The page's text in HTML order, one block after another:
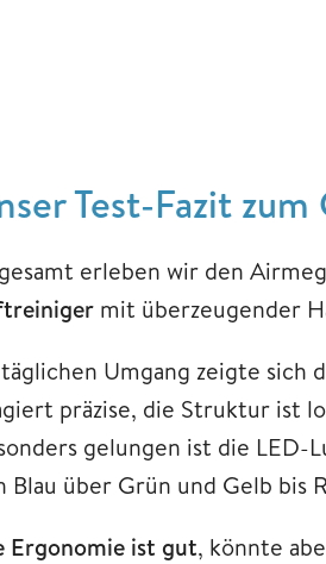
Test-Fazit
erleben wir den
mit überzeugender
Umgang zeigte sich
präzise, die Struktur ist
gelungen ist die
Blau über Grün und Gelb bis
Ergonomie ist gut, könnte